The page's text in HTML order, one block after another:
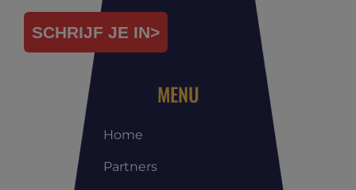
SCHRIJF JE IN>
MENU
Home
Partners